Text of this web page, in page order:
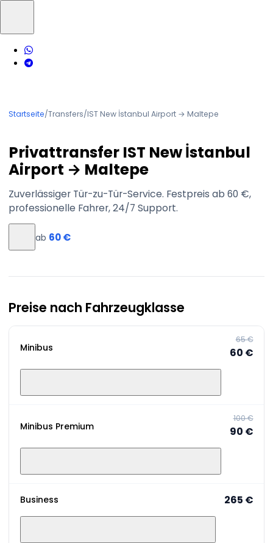
Startseite/Transfers/IST New İstanbul Airport → Maltepe
Privattransfer IST New İstanbul
Airport → Maltepe
Zuverlässiger Tür-zu-Tür-Service. Festpreis ab 60 €,
professionelle Fahrer, 24/7 Support.
ab 60 €
Preise nach Fahrzeugklasse
Minibus
65 €
60 €
Minibus Premium
100 €
90 €
Business 265 €